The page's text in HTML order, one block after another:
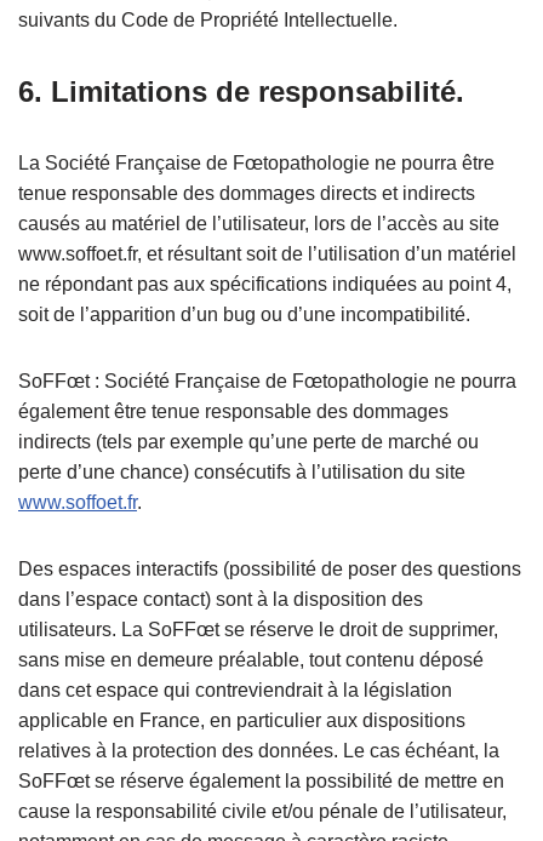
suivants du Code de Propriété Intellectuelle.
6. Limitations de responsabilité.
La Société Française de Fœtopathologie ne pourra être
tenue responsable des dommages directs et indirects
causés au matériel de l’utilisateur, lors de l’accès au site
www.soffoet.fr, et résultant soit de l’utilisation d’un matériel
ne répondant pas aux spécifications indiquées au point 4,
soit de l’apparition d’un bug ou d’une incompatibilité.
SoFFœt : Société Française de Fœtopathologie ne pourra
également être tenue responsable des dommages
indirects (tels par exemple qu’une perte de marché ou
perte d’une chance) consécutifs à l’utilisation du site
www.soffoet.fr.
Des espaces interactifs (possibilité de poser des questions
dans l’espace contact) sont à la disposition des
utilisateurs. La SoFFœt se réserve le droit de supprimer,
sans mise en demeure préalable, tout contenu déposé
dans cet espace qui contreviendrait à la législation
applicable en France, en particulier aux dispositions
relatives à la protection des données. Le cas échéant, la
SoFFœt se réserve également la possibilité de mettre en
cause la responsabilité civile et/ou pénale de l’utilisateur,